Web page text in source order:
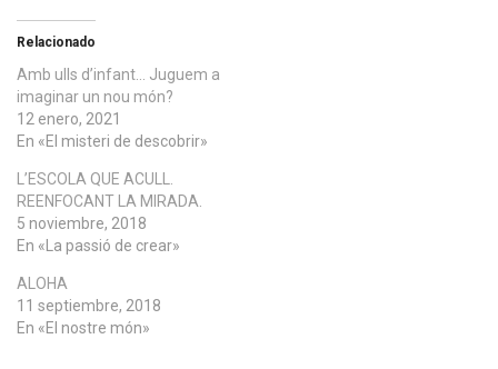
Relacionado
Amb ulls d’infant… Juguem a
imaginar un nou món?
12 enero, 2021
En «El misteri de descobrir»
L’ESCOLA QUE ACULL.
REENFOCANT LA MIRADA.
5 noviembre, 2018
En «La passió de crear»
ALOHA
11 septiembre, 2018
En «El nostre món»